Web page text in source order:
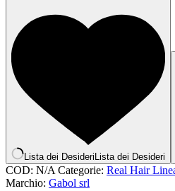
Lista dei DesideriLista dei Desideri
COD: N/A Categorie: Real Hair
Marchio: Gabol srl